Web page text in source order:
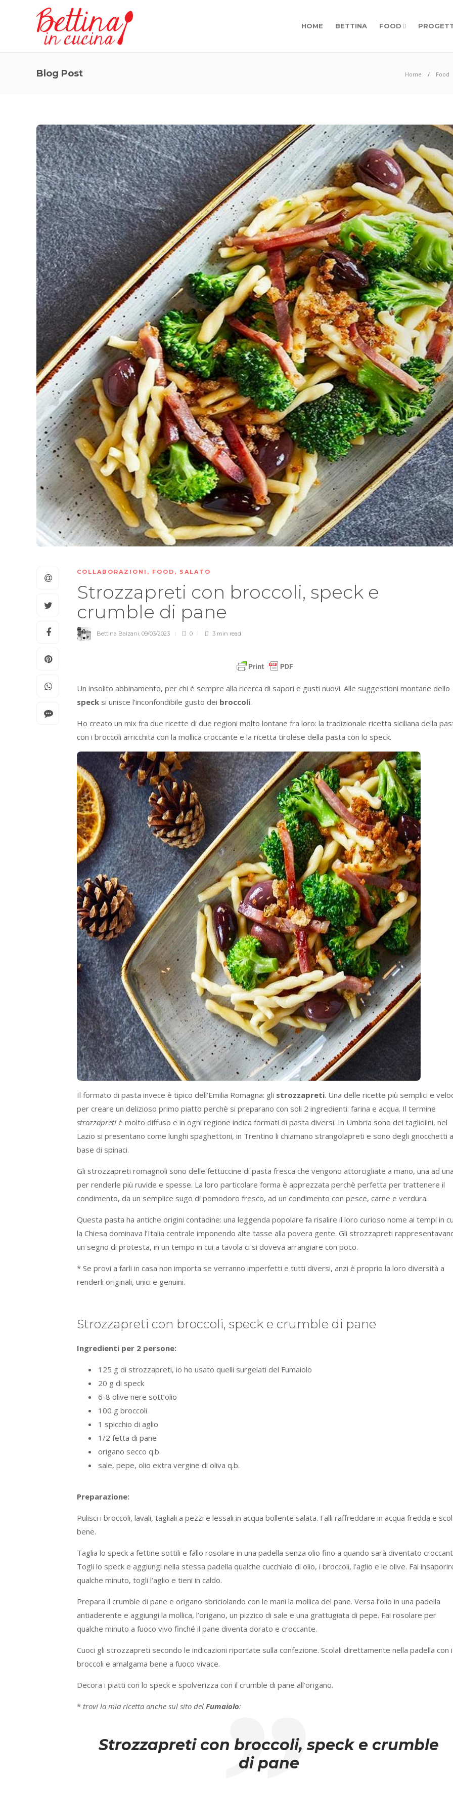
HOME BETTINA FOOD
Blog Post Home Food
COLLABORAZIONI , FOOD , SALATO
Strozzapreti con broccoli, speck e
crumble di pane
Bettina Balzani, 09/03/2023 0 3 min read
Un insolito abbinamento, per chi è sempre alla ricerca di sapori e gusti nuovi. Alle suggestioni montane dello
speck si unisce l’inconfondibile gusto dei broccoli.
Ho creato un mix fra due ricette di due regioni molto lontane fra loro: la tradizionale ricetta siciliana della
con i broccoli arricchita con la mollica croccante e la ricetta tirolese della pasta con lo speck.
Il formato di pasta invece è tipico dell’Emilia Romagna: gli strozzapreti. Una delle ricette più semplici e
per creare un delizioso primo piatto perchè si preparano con soli 2 ingredienti: farina e acqua. Il termine
strozzapreti è molto diffuso e in ogni regione indica formati di pasta diversi. In Umbria sono dei tagliolini, nel
Lazio si presentano come lunghi spaghettoni, in Trentino li chiamano strangolapreti e sono degli gnocchetti a
base di spinaci.
Gli strozzapreti romagnoli sono delle fettuccine di pasta fresca che vengono attorcigliate a mano, una ad
per renderle più ruvide e spesse. La loro particolare forma è apprezzata perchè perfetta per trattenere il
condimento, da un semplice sugo di pomodoro fresco, ad un condimento con pesce, carne e verdura.
Questa pasta ha antiche origini contadine: una leggenda popolare fa risalire il loro curioso nome ai tempi in
la Chiesa dominava l’Italia centrale imponendo alte tasse alla povera gente. Gli strozzapreti
un segno di protesta, in un tempo in cui a tavola ci si doveva arrangiare con poco.
* Se provi a farli in casa non importa se verranno imperfetti e tutti diversi, anzi è proprio la loro diversità a
renderli originali, unici e genuini.
Strozzapreti con broccoli, speck e crumble di pane
Ingredienti per 2 persone:
125 g di strozzapreti, io ho usato quelli surgelati del Fumaiolo
20 g di speck
6-8 olive nere sott’olio
100 g broccoli
1 spicchio di aglio
1/2 fetta di pane
origano secco q.b.
sale, pepe, olio extra vergine di oliva q.b.
Preparazione:
Pulisci i broccoli, lavali, tagliali a pezzi e lessali in acqua bollente salata. Falli raffreddare in acqua fredda e
bene.
Taglia lo speck a fettine sottili e fallo rosolare in una padella senza olio fino a quando sarà diventato
Togli lo speck e aggiungi nella stessa padella qualche cucchiaio di olio, i broccoli, l’aglio e le olive. Fai
qualche minuto, togli l’aglio e tieni in caldo.
Prepara il crumble di pane e origano sbriciolando con le mani la mollica del pane. Versa l’olio in una padella
antiaderente e aggiungi la mollica, l’origano, un pizzico di sale e una grattugiata di pepe. Fai rosolare per
qualche minuto a fuoco vivo finché il pane diventa dorato e croccante.
Cuoci gli strozzapreti secondo le indicazioni riportate sulla confezione. Scolali direttamente nella padella con i
broccoli e amalgama bene a fuoco vivace.
Decora i piatti con lo speck e spolverizza con il crumble di pane all’origano.
* trovi la mia ricetta anche sul sito del Fumaiolo:
Strozzapreti con broccoli, speck e crumble
di pane